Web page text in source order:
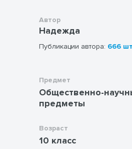
последствия ключевых
явлений.
Автор
Надежда
Публикации автора: 666
Предмет
Общественно-
предметы
Возраст
10 класс